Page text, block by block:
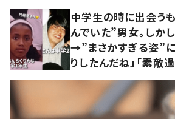
中学生の時に出会う
んでいた”男女。しか
→”まさかすぎる姿”
りしたんだね」「素敵過